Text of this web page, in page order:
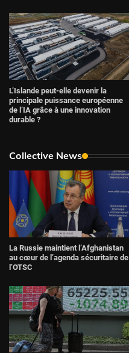
L’Islande peut-elle devenir la
principale puissance européenne
de l’IA grâce à une innovation
durable ?
Collective News
La Russie maintient l’Afghanistan
au cœur de l’agenda sécuritaire de
l’OTSC